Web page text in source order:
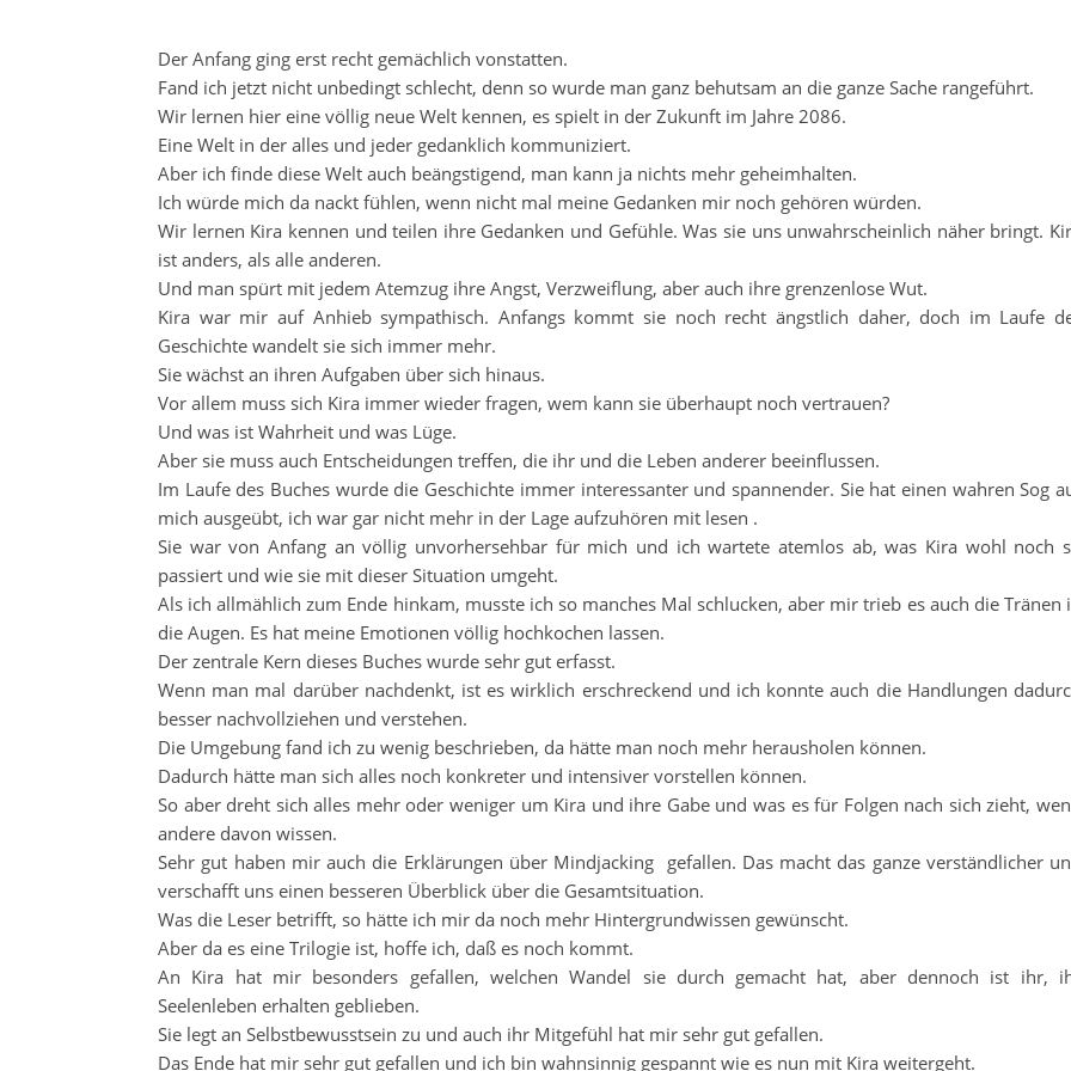
Der Anfang ging erst recht gemächlich vonstatten.
Fand ich jetzt nicht unbedingt schlecht, denn so wurde man ganz behutsam an die ganze Sache rangeführt.
Wir lernen hier eine völlig neue Welt kennen, es spielt in der Zukunft im Jahre 2086.
Eine Welt in der alles und jeder gedanklich kommuniziert.
Aber ich finde diese Welt auch beängstigend, man kann ja nichts mehr geheimhalten.
Ich würde mich da nackt fühlen, wenn nicht mal meine Gedanken mir noch gehören würden.
Wir lernen Kira kennen und teilen ihre Gedanken und Gefühle. Was sie uns unwahrscheinlich näher bringt.
ist anders, als alle anderen.
Und man spürt mit jedem Atemzug ihre Angst, Verzweiflung, aber auch ihre grenzenlose Wut.
Kira war mir auf Anhieb sympathisch. Anfangs kommt sie noch recht ängstlich daher, doch im Laufe
Geschichte wandelt sie sich immer mehr.
Sie wächst an ihren Aufgaben über sich hinaus.
Vor allem muss sich Kira immer wieder fragen, wem kann sie überhaupt noch vertrauen?
Und was ist Wahrheit und was Lüge.
Aber sie muss auch Entscheidungen treffen, die ihr und die Leben anderer beeinflussen.
Im Laufe des Buches wurde die Geschichte immer interessanter und spannender. Sie hat einen wahren Sog
mich ausgeübt, ich war gar nicht mehr in der Lage aufzuhören mit lesen .
Sie war von Anfang an völlig unvorhersehbar für mich und ich wartete atemlos ab, was Kira wohl noch
passiert und wie sie mit dieser Situation umgeht.
Als ich allmählich zum Ende hinkam, musste ich so manches Mal schlucken, aber mir trieb es auch die Tränen
die Augen. Es hat meine Emotionen völlig hochkochen lassen.
Der zentrale Kern dieses Buches wurde sehr gut erfasst.
Wenn man mal darüber nachdenkt, ist es wirklich erschreckend und ich konnte auch die Handlungen
besser nachvollziehen und verstehen.
Die Umgebung fand ich zu wenig beschrieben, da hätte man noch mehr herausholen können.
Dadurch hätte man sich alles noch konkreter und intensiver vorstellen können.
So aber dreht sich alles mehr oder weniger um Kira und ihre Gabe und was es für Folgen nach sich zieht,
andere davon wissen.
Sehr gut haben mir auch die Erklärungen über Mindjacking gefallen. Das macht das ganze verständlicher
verschafft uns einen besseren Überblick über die Gesamtsituation.
Was die Leser betrifft, so hätte ich mir da noch mehr Hintergrundwissen gewünscht.
Aber da es eine Trilogie ist, hoffe ich, daß es noch kommt.
An Kira hat mir besonders gefallen, welchen Wandel sie durch gemacht hat, aber dennoch ist ihr,
Seelenleben erhalten geblieben.
Sie legt an Selbstbewusstsein zu und auch ihr Mitgefühl hat mir sehr gut gefallen.
Das Ende hat mir sehr gut gefallen und ich bin wahnsinnig gespannt wie es nun mit Kira weitergeht.